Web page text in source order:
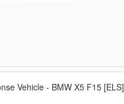
Vehicle - BMW X5 F15 [ELS]